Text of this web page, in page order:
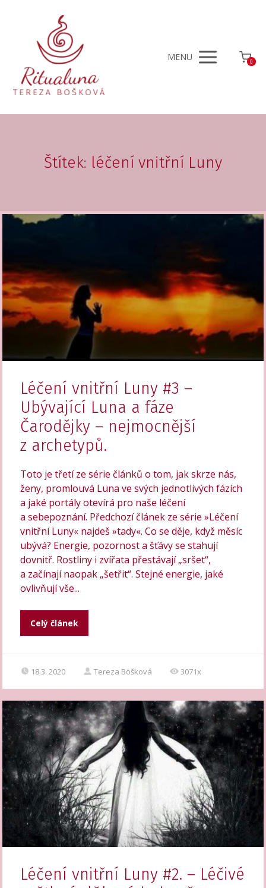
MENU 0
Štítek: léčení vnitřní Luny
Léčení vnitřní Luny #3 –
Ubývající Luna a fáze
Čarodějky – nejmocnější
z archetypů.
Toto je třetí ze série článků o tom, jak skrze nás,
ženy, promlouvá Luna ve svých jednotlivých fázích
a jaké portály otevírá pro naše léčení
a sebepoznání. Předchozí článek ze série »Léčení
vnitřní Luny« najdeš »tady«. Co se děje, když měsíc
ubývá? Energie, pozornost a šťávy se stahují
dovnitř. Rostliny i zvířata přestávají „sršet“,
a začínají naopak „šetřit“. Stejné energie, jaké
ovlivňují vše...
Celý článek
18.3. 2020 Tereza Bošková 3071x
Léčení vnitřní Luny #2. – Léčivé